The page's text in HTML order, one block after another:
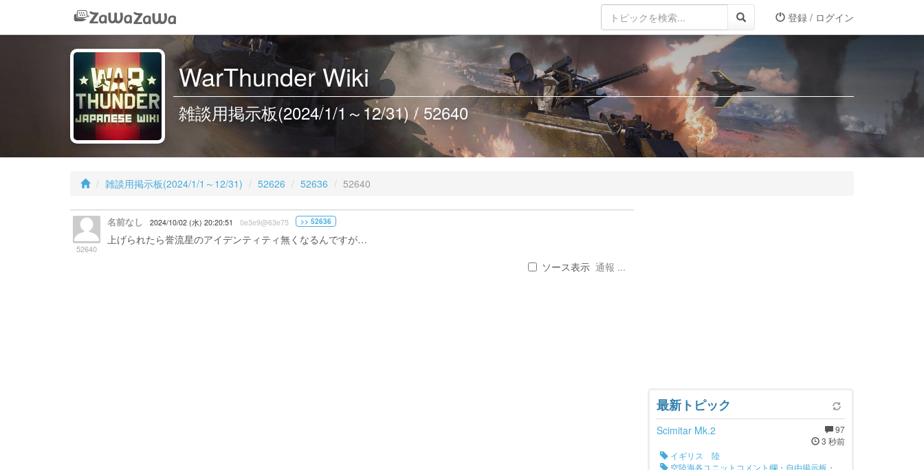
登録 / ログイン
WarThunder Wiki
雑談用掲示板(2024/1/1～12/31) / 52640
雑談用掲示板(2024/1/1～12/31) 52626 52636 52640
52640
名前なし 2024/10/02 (水) 20:20:51 0e3e9@63e75 >> 52636
上げられたら誉流星のアイデンティティ無くなるんですが…
ソース表示 通報 ...
最新トピック
97
3 秒前
Scimitar Mk.2
イギリス 陸
空陸海各ユニットコメント欄・自由掲示板・